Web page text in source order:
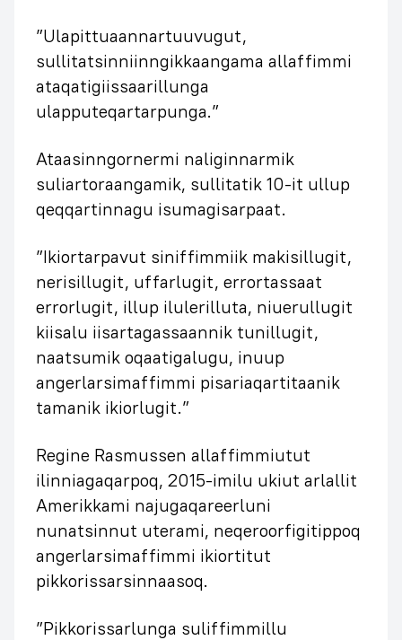
”Ulapittuaannartuuvugut,
sullitatsinniinngikkaangama allaffimmi
ataqatigiissaarillunga
ulapputeqartarpunga.”
Ataasinngornermi naliginnarmik
suliartoraangamik, sullitatik 10-it ullup
qeqqartinnagu isumagisarpaat.
”Ikiortarpavut siniffimmiik makisillugit,
nerisillugit, uffarlugit, errortassaat
errorlugit, illup ilulerilluta, niuerullugit
kiisalu iisartagassaannik tunillugit,
naatsumik oqaatigalugu, inuup
angerlarsimaffimmi pisariaqartitaanik
tamanik ikiorlugit.”
Regine Rasmussen allaffimmiutut
ilinniagaqarpoq, 2015-imilu ukiut arlallit
Amerikkami najugaqareerluni
nunatsinnut uterami, neqeroorfigitippoq
angerlarsimaffimmi ikiortitut
pikkorissarsinnaasoq.
”Pikkorissarlunga suliffimmillu